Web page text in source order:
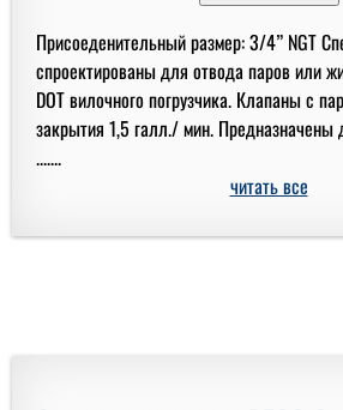
Присоеденительный размер: 3/4” NGT
спроектированы для отвода паров или
DOT вилочного погрузчика. Клапаны с
закрытия 1,5 галл./ мин. Предназначены
.......
читать все